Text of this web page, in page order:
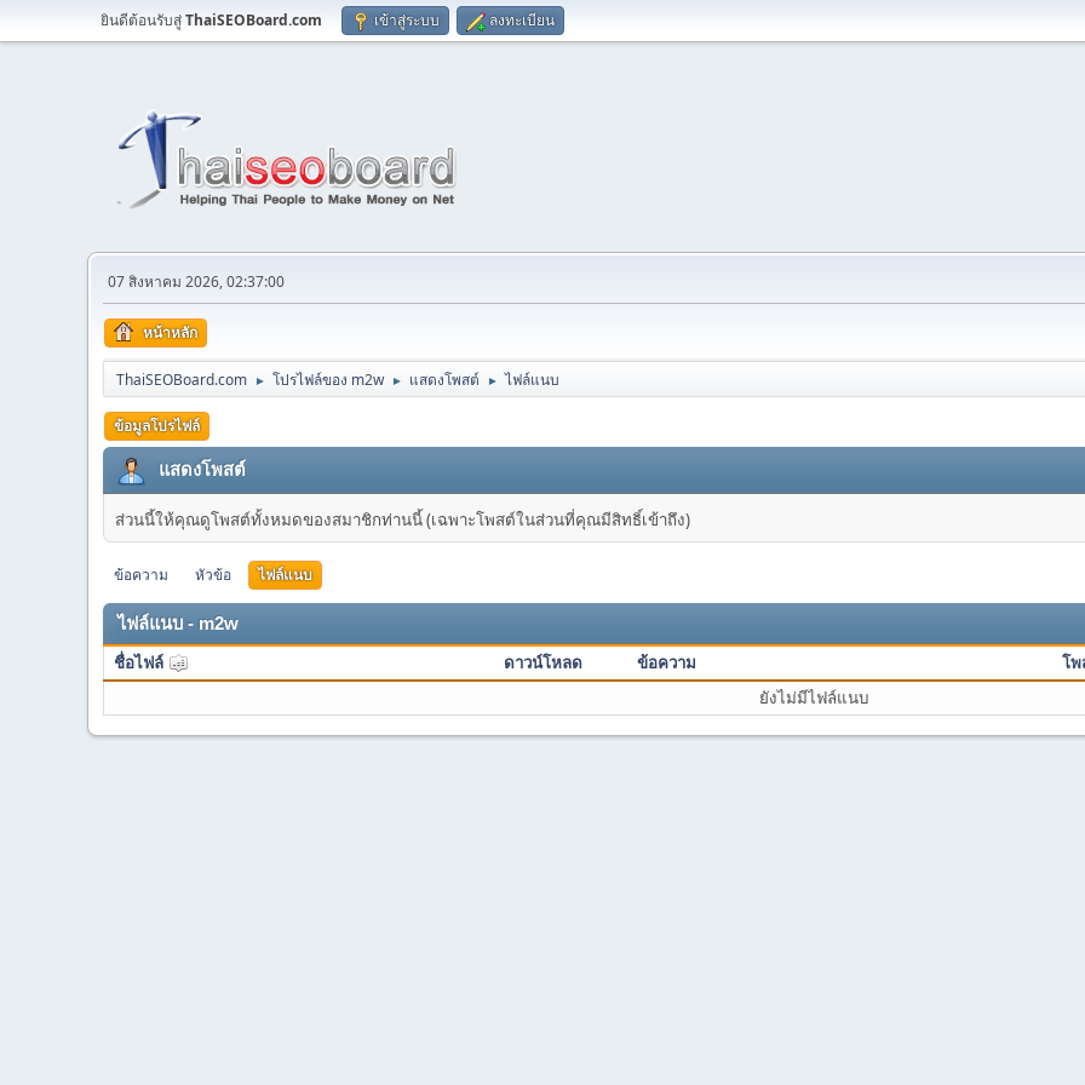
ยินดีต้อนรับสู่ThaiSEOBoard.com เข้าสู่ระบบ ลงทะเบียน
07 สิงหาคม 2026, 02:37:00
หน้าหลัก
ThaiSEOBoard.com ► โปรไฟล์ของ m2w ► แสดงโพสต์ ► ไฟล์แนบ
ข้อมูลโปรไฟล์
แสดงโพสต์
ส่วนนี้ให้คุณดูโพสต์ทั้งหมดของสมาชิกท่านนี้ (เฉพาะโพสต์ในส่วนที่คุณมีสิทธิ์เข้าถึง)
ข้อความ หัวข้อ ไฟล์แนบ
ไฟล์แนบ - m2w
ชื่อไฟล์ ดาวน์โหลด ข้อความ
โพ
ยังไม่มีไฟล์แนบ